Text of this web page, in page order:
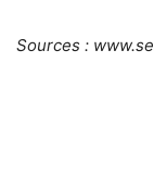
Sources :